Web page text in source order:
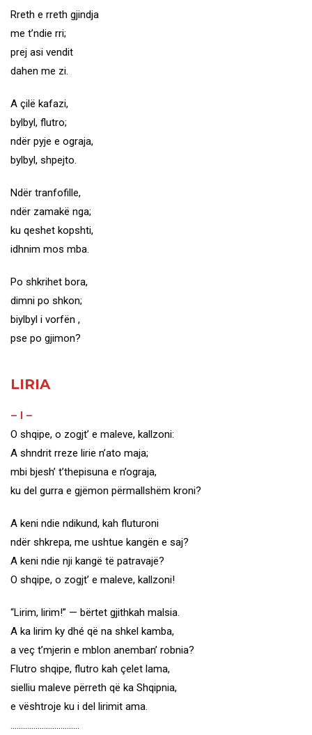
Rreth e rreth gjindja
me t’ndie rri;
prej asi vendit
dahen me zi.
A çilë kafazi,
bylbyl, flutro;
ndër pyje e ograja,
bylbyl, shpejto.
Ndër tranfofille,
ndër zamakë nga;
ku qeshet kopshti,
idhnim mos mba.
Po shkrihet bora,
dimni po shkon;
biylbyl i vorfën ,
pse po gjimon?
LIRIA
– I –
O shqipe, o zogjt’ e maleve, kallzoni:
A shndrit rreze lirie n’ato maja;
mbi bjesh’ t’thepisuna e n’ograja,
ku del gurra e gjëmon përmallshëm kroni?
A keni ndie ndikund, kah fluturoni
ndër shkrepa, me ushtue kangën e saj?
A keni ndie nji kangë të patravajë?
O shqipe, o zogjt’ e maleve, kallzoni!
“Lirim, lirim!” — bërtet gjithkah malsia.
A ka lirim ky dhé që na shkel kamba,
a veç t’mjerin e mblon anemban’ robnia?
Flutro shqipe, flutro kah çelet lama,
sielliu maleve përreth që ka Shqipnia,
e vështroje ku i del lirimit ama.
……………………………